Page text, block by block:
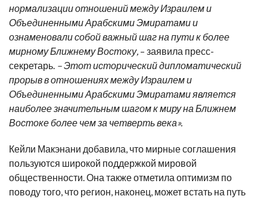
нормализации отношений между Израилем и
Объединенными Арабскими Эмиратами и
ознаменовали собой важный шаг на пути к более
мирному Ближнему Востоку, – заявила пресс-
секретарь. – Этот исторический дипломатический
прорыв в отношениях между Израилем и
Объединенными Арабскими Эмиратами является
наиболее значительным шагом к миру на Ближнем
Востоке более чем за четверть века».
Кейли Макэнани добавила, что мирные соглашения
пользуются широкой поддержкой мировой
общественности. Она также отметила оптимизм по
поводу того, что регион, наконец, может встать на путь